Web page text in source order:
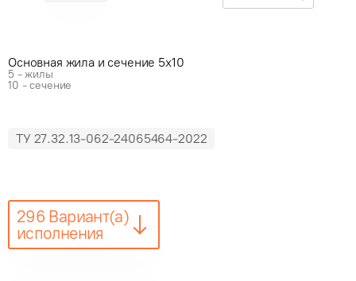
Основная жила и сечение 5x10
5 - жилы
10 - сечение
ТУ 27.32.13-062-24065464-2022
296 Вариант(а)
исполнения